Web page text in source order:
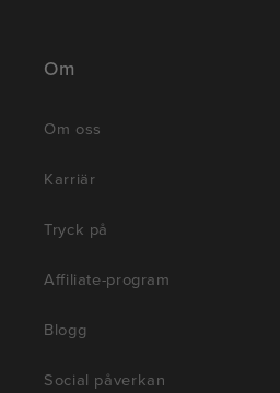
Om
Om oss
Karriär
Tryck på
Affiliate-program
Blogg
Social påverkan